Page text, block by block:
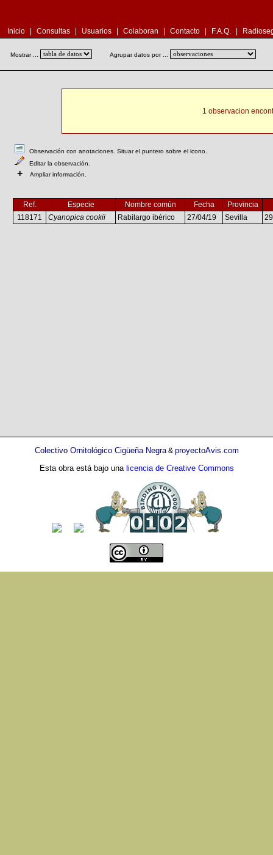
Inicio Consultas Usuarios Colaboran Contacto F.A.Q.
Mostrar ... Agrupar datos por ...
1 observacion
Observación con anotaciones. Situar el puntero sobre el icono.
Editar la observación.
+ Ampliar información.
Ref. Especie Nombre común Fecha
Provincia
118171
Cyanopica cookii Rabilargo ibérico 27/04/19 Sevilla
Colectivo Ornitológico Cigüeña Negra& proyectoAvis.com
Esta obra está bajo una licencia de Creative Commons